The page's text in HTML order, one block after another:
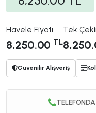
Havele Fiyatı
8,250.00 TL
Tek
Güvenilir Alışveriş